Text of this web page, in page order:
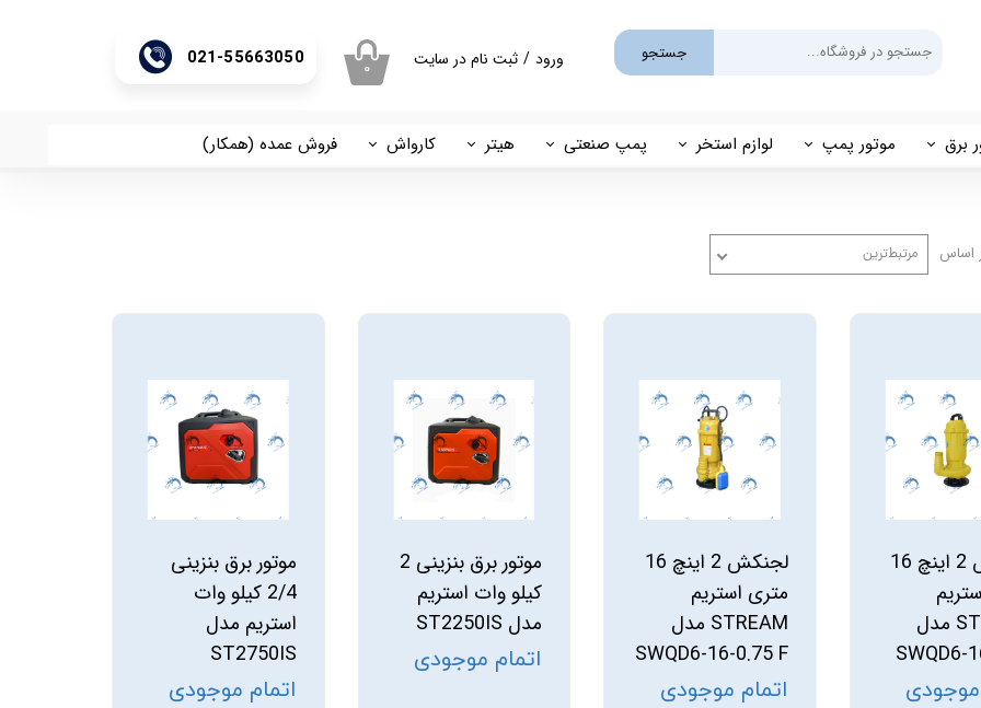
021-55663050 جستجو ورود / ثبت نام در سایت
برق موتور پمپ
گازوئیلی
لوازم استخر
فیلتر شنی
کلرزن نمکی
گرمکن برقی
مولد برقی سونای بخار
هیتر برقی
جت جکوزی
ضدعفونی نانو
پمپ صنعتی هیتر کارواش فروش عمده (همکار)
۰
اساس مرتبط‌ترین
لجنکش 2 اینچ 16
STREAM مدل
SWQD6-
موجودی
لجنکش 2 اینچ 16
متری استریم
STREAM مدل
SWQD6-16-0.75 F
اتمام موجودی
موتور برق بنزینی 2
کیلو وات استریم
مدل ST2250IS
اتمام موجودی
موتور برق بنزینی
2/4 کیلو وات
استریم مدل
ST2750IS
اتمام موجودی